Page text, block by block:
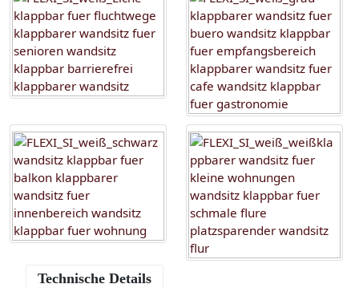
Technische Details